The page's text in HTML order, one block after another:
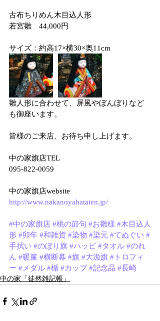
古布ちりめん木目込人形
若宮雛　44,000円
サイズ：約高17×横30×奥11cm
雛人形に合わせて、屏風やぼんぼりなど
も御座います。
皆様のご来店、お待ち申し上げます。
中の家旗店TEL
095-822-0059
中の家旗店website
http://www.nakanoyahataten.jp/
#中の家旗店 #桃の節句 #お雛様 #木目込人
形 #卯年 #和雑貨 #染物 #染元 #てぬぐい #
手拭い #のぼり旗 #ハッピ #タオル #のれ
ん #暖簾 #横断幕 #旗 #大漁旗 #トロフィ
ー #メダル #楯 #カップ #記念品 #長崎
中の家「徒然雑記帳」